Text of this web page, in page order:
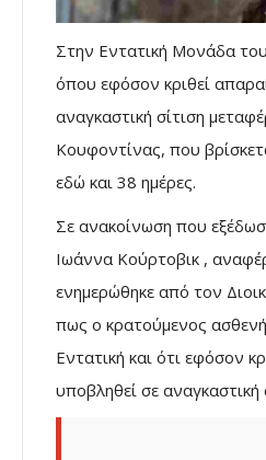
Στην Εντατική Μονάδα
όπου εφόσον κριθεί
αναγκαστική σίτιση
Κουφοντίνας, που
εδώ και 38 ημέρες.
Σε ανακοίνωση που
Ιωάννα Κούρτοβικ ,
ενημερώθηκε από τον
πως ο κρατούμενος
Εντατική και ότι εφόσον
υποβληθεί σε αναγκαστική